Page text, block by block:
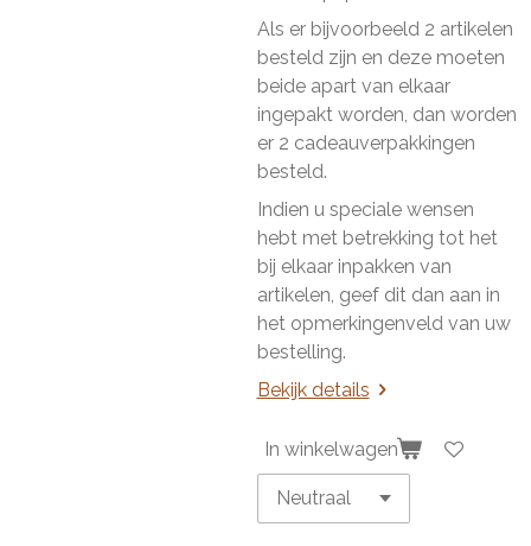
Als er bijvoorbeeld 2 artikelen
besteld zijn en deze moeten
beide apart van elkaar
ingepakt worden, dan worden
er 2 cadeauverpakkingen
besteld.
Indien u speciale wensen
hebt met betrekking tot het
bij elkaar inpakken van
artikelen, geef dit dan aan in
het opmerkingenveld van uw
bestelling.
Bekijk details
In winkelwagen